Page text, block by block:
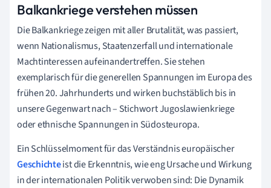
Balkankriege verstehen müssen
Die Balkankriege zeigen mit aller Brutalität, was passiert,
wenn Nationalismus, Staatenzerfall und internationale
Machtinteressen aufeinandertreffen. Sie stehen
exemplarisch für die generellen Spannungen im Europa des
frühen 20. Jahrhunderts und wirken buchstäblich bis in
unsere Gegenwart nach – Stichwort Jugoslawienkriege
oder ethnische Spannungen in Südosteuropa.
Ein Schlüsselmoment für das Verständnis europäischer
Geschichteist die Erkenntnis, wie eng Ursache und Wirkung
in der internationalen Politik verwoben sind: Die Dynamik